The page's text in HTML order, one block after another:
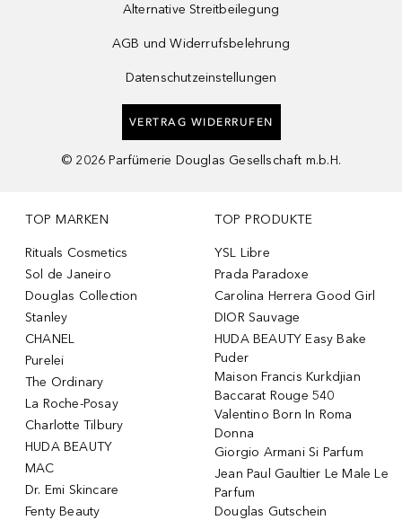
Alternative Streitbeilegung
AGB und Widerrufsbelehrung
Datenschutzeinstellungen
VERTRAG WIDERRUFEN
© 2026 Parfümerie Douglas Gesellschaft m.b.H.
TOP MARKEN
Rituals Cosmetics
Sol de Janeiro
Douglas Collection
Stanley
CHANEL
Purelei
The Ordinary
La Roche-Posay
Charlotte Tilbury
HUDA BEAUTY
MAC
Dr. Emi Skincare
Fenty Beauty
TOP PRODUKTE
YSL Libre
Prada Paradoxe
Carolina Herrera Good Girl
DIOR Sauvage
HUDA BEAUTY Easy Bake
Puder
Maison Francis Kurkdjian
Baccarat Rouge 540
Valentino Born In Roma
Donna
Giorgio Armani Si Parfum
Jean Paul Gaultier Le Male Le
Parfum
Douglas Gutschein